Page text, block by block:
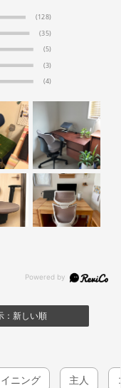
(128)
(35)
(5)
(3)
(4)
：新しい順
ニング 主人